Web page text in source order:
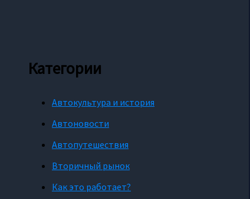
Категории
Автокультура и история
Автоновости
Автопутешествия
Вторичный рынок
Как это работает?